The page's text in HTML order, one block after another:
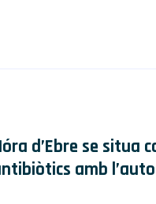
d’Ebre se situa
amb